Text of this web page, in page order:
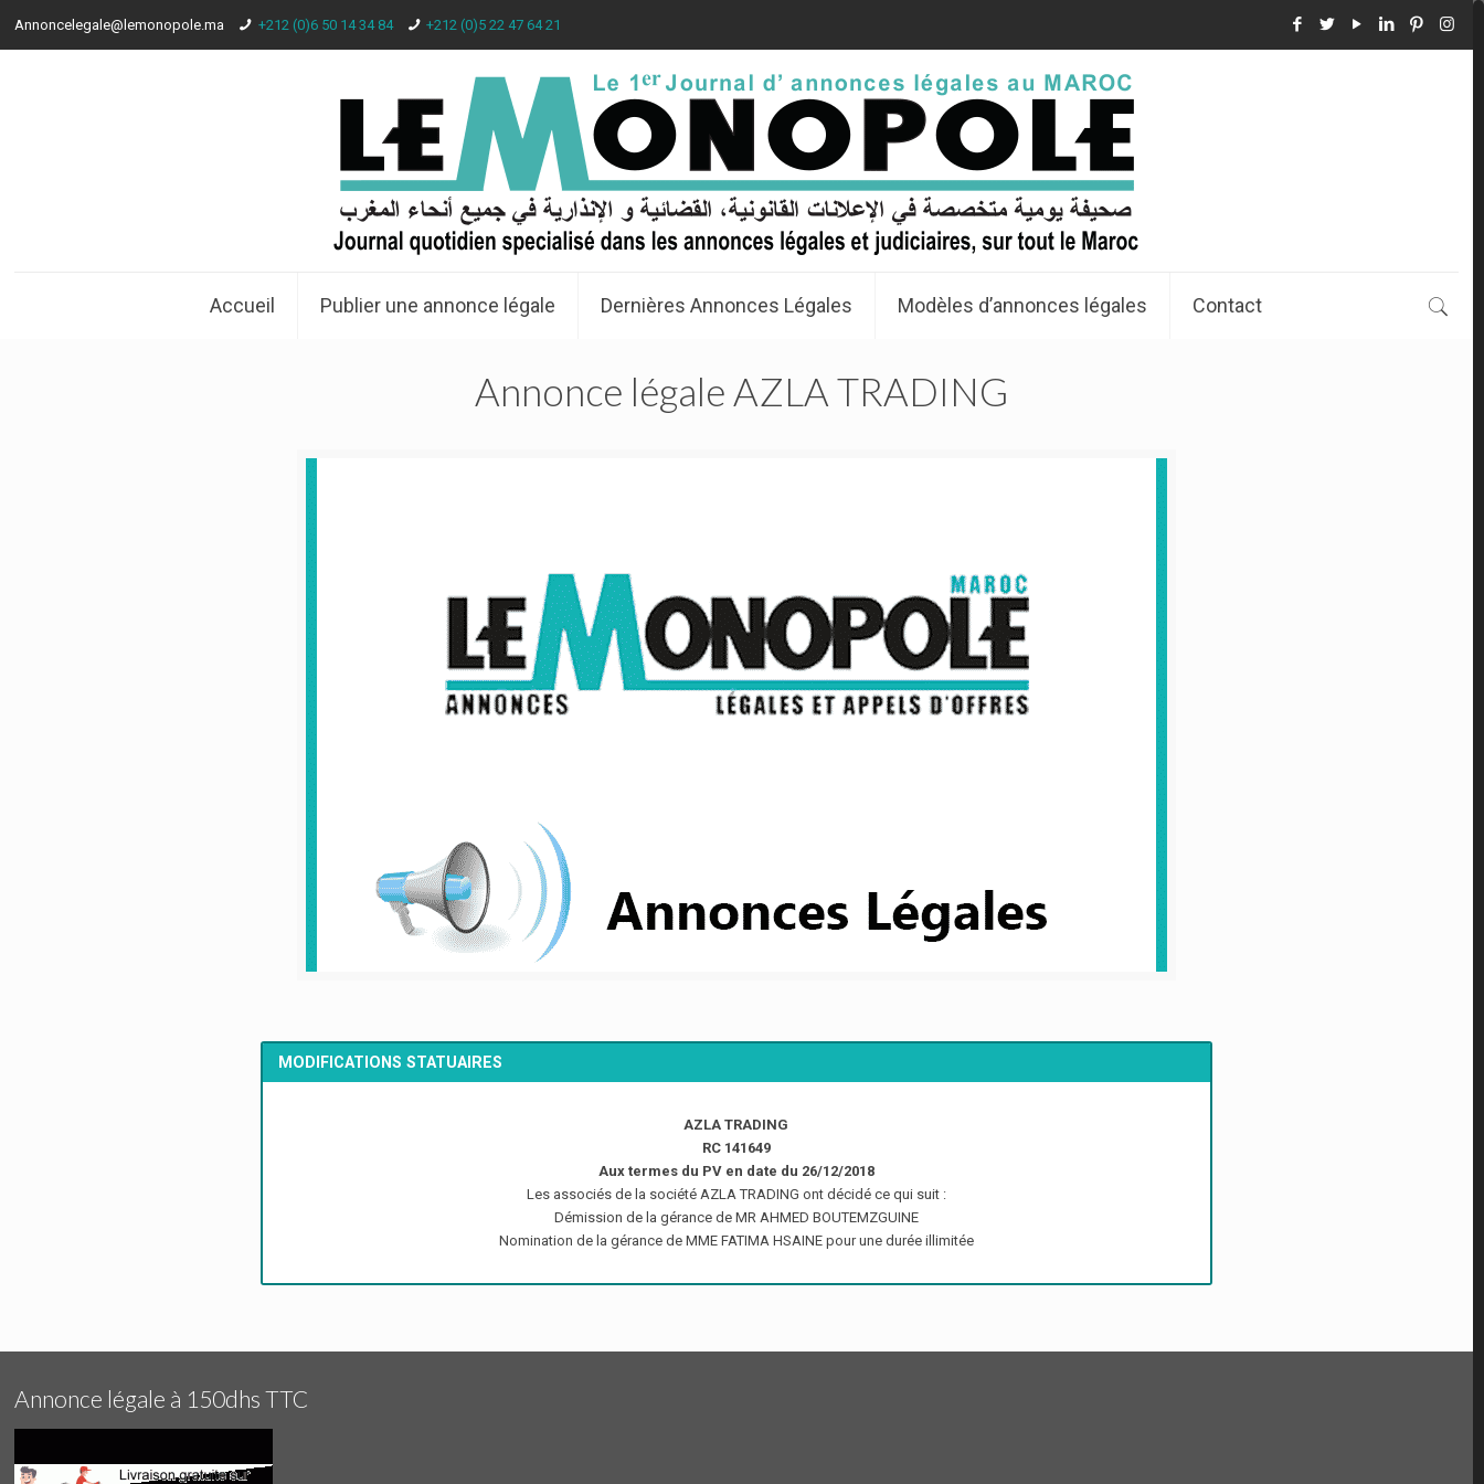
Annoncelegale@lemonopole.ma +212 (0)6 50 14 34 84 +212 (0)5 22 47 64 21
Accueil Publier une annonce légale Dernières Annonces Légales Modèles d’annonces légales Contact
Annonce légale AZLA TRADING
MODIFICATIONS STATUAIRES
AZLA TRADING
RC 141649
Aux termes du PV en date du 26/12/2018
Les associés de la société AZLA TRADING ont décidé ce qui suit :
Démission de la gérance de MR AHMED BOUTEMZGUINE
Nomination de la gérance de MME FATIMA HSAINE pour une durée illimitée
Annonce légale à 150dhs TTC